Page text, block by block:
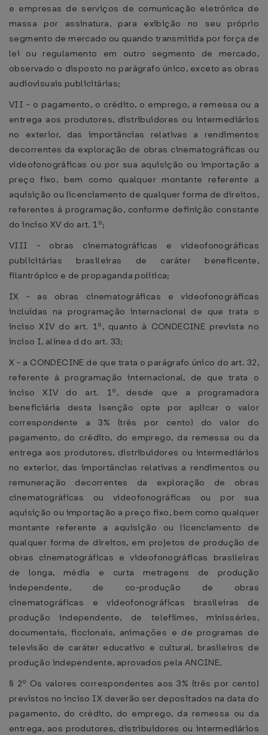
e empresas de serviços de comunicação eletrônica de
massa por assinatura, para exibição no seu próprio
segmento de mercado ou quando transmitida por força de
lei ou regulamento em outro segmento de mercado,
observado o disposto no parágrafo único, exceto as obras
audiovisuais publicitárias;
VII - o pagamento, o crédito, o emprego, a remessa ou a
entrega aos produtores, distribuidores ou intermediários
no exterior, das importâncias relativas a rendimentos
decorrentes da exploração de obras cinematográficas ou
videofonográficas ou por sua aquisição ou importação a
preço fixo, bem como qualquer montante referente a
aquisição ou licenciamento de qualquer forma de direitos,
referentes à programação, conforme definição constante
do inciso XV do art. 1º;
VIII - obras cinematográficas e videofonográficas
publicitárias brasileiras de caráter beneficente,
filantrópico e de propaganda política;
IX - as obras cinematográficas e videofonográficas
incluídas na programação internacional de que trata o
inciso XIV do art. 1º, quanto à CONDECINE prevista no
inciso I, alínea d do art. 33;
X - a CONDECINE de que trata o parágrafo único do art. 32,
referente à programação internacional, de que trata o
inciso XIV do art. 1º, desde que a programadora
beneficiária desta isenção opte por aplicar o valor
correspondente a 3% (três por cento) do valor do
pagamento, do crédito, do emprego, da remessa ou da
entrega aos produtores, distribuidores ou intermediários
no exterior, das importâncias relativas a rendimentos ou
remuneração decorrentes da exploração de obras
cinematográficas ou videofonográficas ou por sua
aquisição ou importação a preço fixo, bem como qualquer
montante referente a aquisição ou licenciamento de
qualquer forma de direitos, em projetos de produção de
obras cinematográficas e videofonográficas brasileiras
de longa, média e curta metragens de produção
independente, de co-produção de obras
cinematográficas e videofonográficas brasileiras de
produção independente, de telefilmes, minisséries,
documentais, ficcionais, animações e de programas de
televisão de caráter educativo e cultural, brasileiros de
produção independente, aprovados pela ANCINE.
§ 2º Os valores correspondentes aos 3% (três por cento)
previstos no inciso IX deverão ser depositados na data do
pagamento, do crédito, do emprego, da remessa ou da
entrega, aos produtores, distribuidores ou intermediários